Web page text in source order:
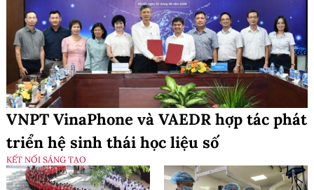
VNPT VinaPhone và VAEDR hợp tác phát
triển hệ sinh thái học liệu số
KẾT NỐI SÁNG TẠO